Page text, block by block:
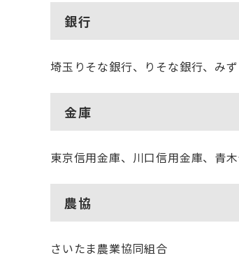
銀行
埼玉りそな銀行、りそな銀行、み
金庫
東京信用金庫、川口信用金庫、青
農協
さいたま農業協同組合